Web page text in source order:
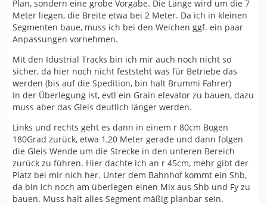
Plan, sondern eine grobe Vorgabe. Die Länge wird um die 7
Meter liegen, die Breite etwa bei 2 Meter. Da ich in kleinen
Segmenten baue, muss ich bei den Weichen ggf. ein paar
Anpassungen vornehmen.
Mit den Idustrial Tracks bin ich mir auch noch nicht so
sicher, da hier noch nicht feststeht was für Betriebe das
werden (bis auf die Spedition, bin halt Brummi Fahrer)
In der Überlegung ist, evtl ein Grain elevator zu bauen, dazu
muss aber das Gleis deutlich länger werden.
Links und rechts geht es dann in einem r 80cm Bogen
180Grad zurück, etwa 1,20 Meter gerade und dann folgen
die Gleis Wende um die Strecke in den unteren Bereich
zurück zu führen. Hier dachte ich an r 45cm, mehr gibt der
Platz bei mir nich her. Unter dem Bahnhof kommt ein Shb,
da bin ich noch am überlegen einen Mix aus Shb und Fy zu
bauen. Muss halt alles Segment mäßig planbar sein.